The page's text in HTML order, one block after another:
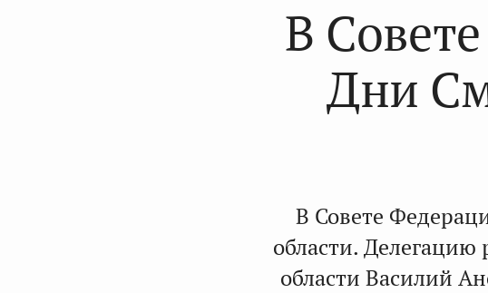
В
Дни
В Совете
области. Делегацию
области Василий